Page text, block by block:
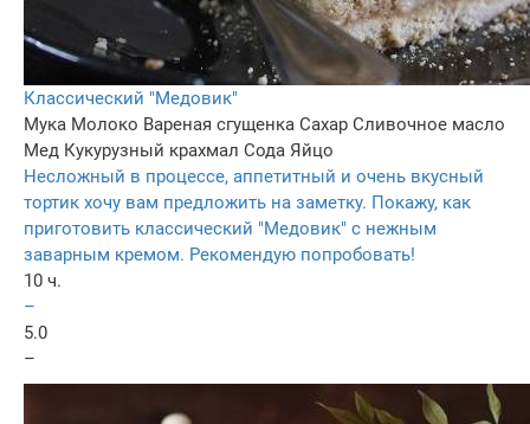
Классический "Медовик"
Мука Молоко Вареная сгущенка Сахар Сливочное масло
Мед Кукурузный крахмал Сода Яйцо
Несложный в процессе, аппетитный и очень вкусный
тортик хочу вам предложить на заметку. Покажу, как
приготовить классический "Медовик" с нежным
заварным кремом. Рекомендую попробовать!
10 ч.
–
5.0
–